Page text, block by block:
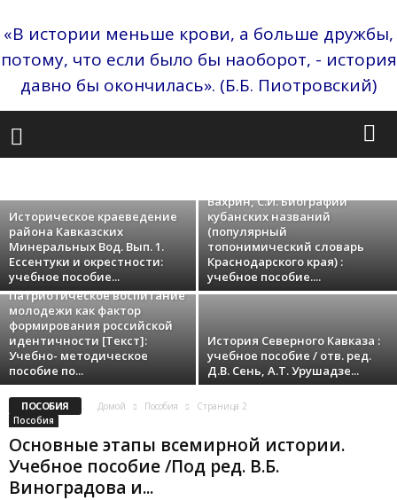
«В истории меньше крови, а больше дружбы,
потому, что если было бы наоборот, - история
давно бы окончилась». (Б.Б. Пиотровский)
ИЗДАНИЯ ШКОЛЫ
ИМИ ГОРДИТСЯ РОССИЯ
МОНОГРАФИИ
НОВОСТИ
ПОПУЛЯРНО ПОСОБИЯ СБОРНИКИ
СТАТЬИ
ШКОЛА
Пелих А.Л., Ктиторов С.Н., Грицких И.В.,
Коваленко Н.С., Басов И.И. Историко-
культурные и природные объекты в
Историческое краеведение
района Кавказских
Минеральных Вод. Вып. 1.
Ессентуки и окрестности:
учебное пособие...
Вахрин, С.И. Биографии
кубанских названий
(популярный
топонимический словарь
Краснодарского края) :
учебное пособие....
Патриотическое воспитание
молодежи как фактор
формирования российской
идентичности [Текст]:
Учебно- методическое
пособие по...
История Северного Кавказа :
учебное пособие / отв. ред.
Д.В. Сень, А.Т. Урушадзе...
ПОСОБИЯ Домой Пособия
Страница 2
Пособия
Основные этапы всемирной истории.
Учебное пособие /Под ред. В.Б.
Виноградова и...